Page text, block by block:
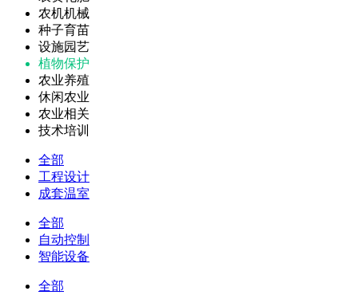
农机机械
种子育苗
设施园艺
植物保护
农业养殖
休闲农业
农业相关
技术培训
全部
工程设计
成套温室
全部
自动控制
智能设备
全部